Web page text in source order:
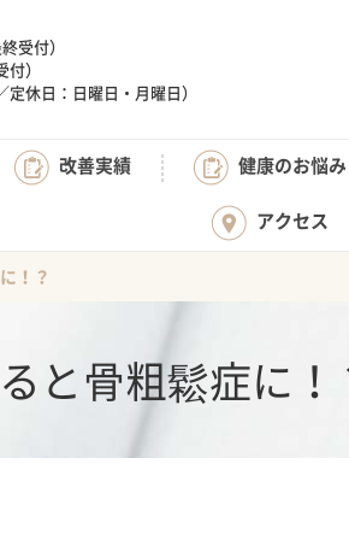
受付）
）
休日：日曜日・月曜日）
改善実績 健康のお悩み
アクセス
！？
と骨粗鬆症に！